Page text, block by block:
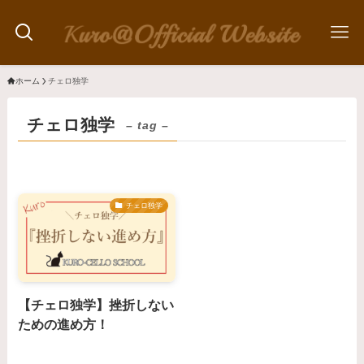
ホーム チェロ独学
チェロ独学 – tag –
チェロ独学
【チェロ独学】挫折しない
ための進め方！